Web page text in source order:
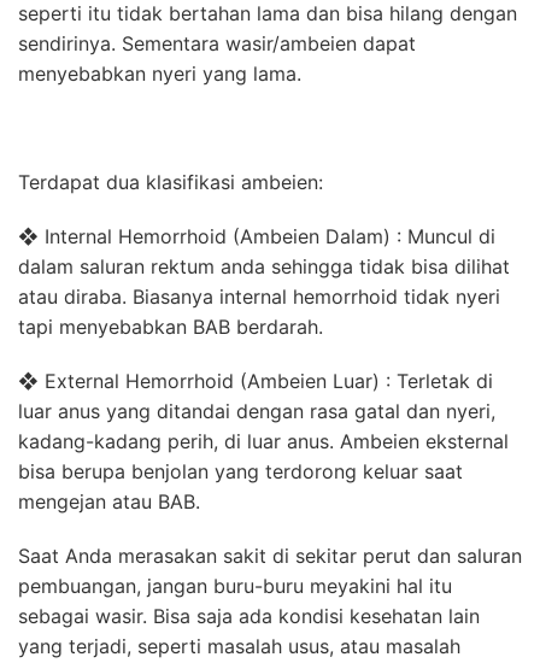
seperti itu tidak bertahan lama dan bisa hilang dengan
sendirinya. Sementara wasir/ambeien dapat
menyebabkan nyeri yang lama.
Terdapat dua klasifikasi ambeien:
❖ Internal Hemorrhoid (Ambeien Dalam) : Muncul di
dalam saluran rektum anda sehingga tidak bisa dilihat
atau diraba. Biasanya internal hemorrhoid tidak nyeri
tapi menyebabkan BAB berdarah.
❖ External Hemorrhoid (Ambeien Luar) : Terletak di
luar anus yang ditandai dengan rasa gatal dan nyeri,
kadang-kadang perih, di luar anus. Ambeien eksternal
bisa berupa benjolan yang terdorong keluar saat
mengejan atau BAB.
Saat Anda merasakan sakit di sekitar perut dan saluran
pembuangan, jangan buru-buru meyakini hal itu
sebagai wasir. Bisa saja ada kondisi kesehatan lain
yang terjadi, seperti masalah usus, atau masalah